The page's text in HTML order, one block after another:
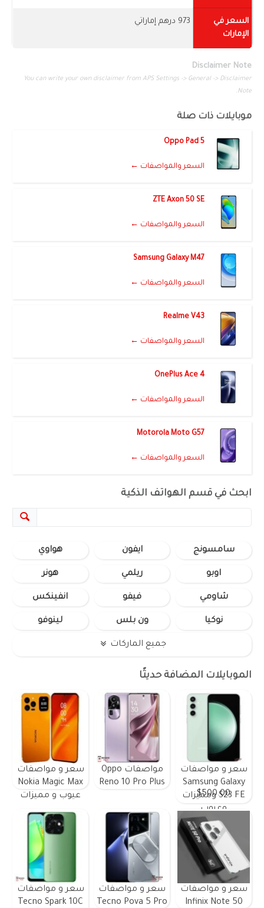
السعر في
الإمارات
973 درهم إماراتي
Disclaimer Note
You can write your own disclaimer from APS Settings -> General -> Disclaimer
Note.
موبايلات ذات صلة
Oppo Pad 5
السعر والمواصفات ←
ZTE Axon 50 SE
السعر والمواصفات ←
Samsung Galaxy M47
السعر والمواصفات ←
Realme V43
السعر والمواصفات ←
OnePlus Ace 4
السعر والمواصفات ←
Motorola Moto G57
السعر والمواصفات ←
ابحث في قسم الهواتف الذكية
سامسونج ايفون هواوي
اوبو ريلمي هونر
شاومي فيفو انفينكس
نوكيا ون بلس لينوفو
جميع الماركات
الموبايلات المضافة حديثًا
سعر و مواصفات
Samsung Galaxy
S23 FE ومميزات
وعيوب
$500.00
مواصفات Oppo
Reno 10 Pro Plus
سعر و مواصفات
Nokia Magic Max
عيوب و مميزات
سعر و مواصفات
Infinix Note 50
سعر و مواصفات
Tecno Pova 5 Pro
سعر و مواصفات
Tecno Spark 10C